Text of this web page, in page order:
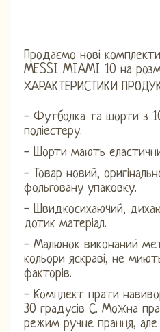
Продаємо нові
MESSI MIAMI 10 на
ХАРАКТЕРИСТИКИ
- Футболка та шорти з
поліестеру.
- Шорти мають
- Товар новий,
фольговану упаковку.
- Швидкосихаючий,
дотик матеріал.
- Малюнок виконаний
кольори яскраві, не
факторів.
- Комплект прати
30 градусів С. Можна
режим ручне прання, але